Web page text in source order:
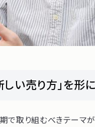
い売り方」を形
で取り組むべきテー